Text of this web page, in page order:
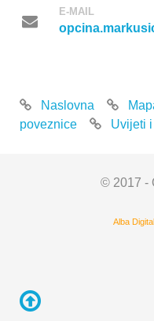
E-MAIL
Naslovna
poveznice
Uvijeti
© 2017 -
Alba Digital